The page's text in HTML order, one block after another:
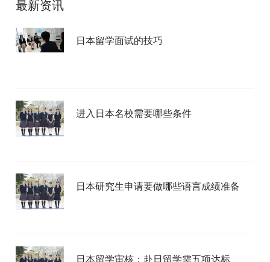
最新资讯
日本留学面试的技巧
进入日本名校需要哪些条件
日本研究生申请要做哪些语言成绩准备
日本留学审核：赴日留学需五项达标